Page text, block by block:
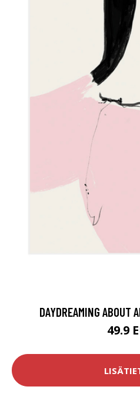
DAYDREAMING ABOUT
49.9